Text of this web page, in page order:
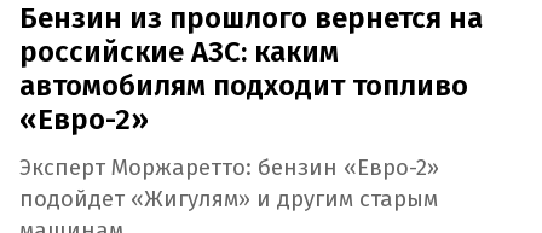
Бензин из прошлого вернется на
российские АЗС: каким
автомобилям подходит топливо
«Евро-2»
Эксперт Моржаретто: бензин «Евро-2»
подойдет «Жигулям» и другим старым